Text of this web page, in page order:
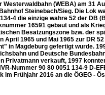
(WEBA) am 31
Steinebach/Sieg. Die Lok
die einzige wahre 52 der DB
16591 gebaut und als
Besatzungszone bzw. der
April 1965 und Mai 1965 zur DR
in Magdeburg gefertigt wurde.
und Deutsche
Privatmann verkauft, 1997
Nummer 90 80 0051 134-9 D-
im Frühjahr 2016 an die ÖGEG -